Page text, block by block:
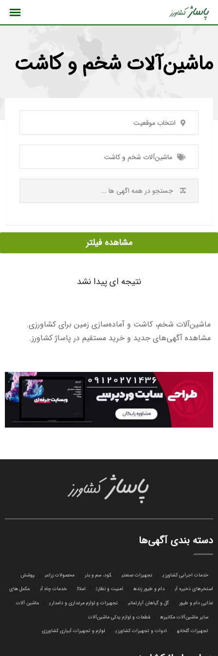
ماشین‌آلات شخم و کاشت
انتخاب موقعیت
ماشین‌آلات شخم و کاشت
مشاهده فیلتر
نتیجه ای پیدا نشد
ماشین‌آلات شخم، کاشت و آماده‌سازی زمین برای کشاورزی.
مشاهده آگهی‌های جدید و خرید مستقیم در پاساژ کشاورز.
دسته بندی آگهی‌ها
خدمات اجرایی کشاورزی تجهیزات صنعتی کود، سم و بذر محصولات زراعی
پوشش
استخرهای ذخیره آب
دام و طیور زنده امنیت و نظارت املاک خدمات چاه آب
مکمل های
غذایی دام و طیور
گل و گیاهان آپارتمانی تجهیزات و لوازم مرغداری و دامداری
ماشین آلات
سایر ماشین‌آلات مکانیزه
قطعات و لوازم یدکی ماشین‌آلات
تجهیزات گلخانه
ادوات و تجهیزات کشاورزی لوازم و تجهیزات آبیاری کشاورزی